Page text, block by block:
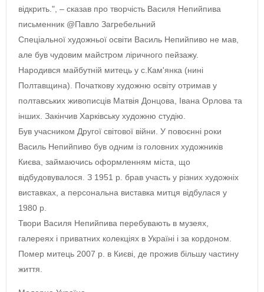
відкрить.", – сказав про творчість Василя Непийпива
письменник @Павло Загребельний
Спеціальної художньої освіти Василь Непийпиво не мав,
але був чудовим майстром ліричного пейзажу.
Народився майбутній митець у с.Кам'янка (нині
Полтавщина). Початкову художню освіту отримав у
полтавських живописців Матвія Донцова, Івана Орлова та
інших. Закінчив Харківську художню студію.
Був учасником Другої світової війни. У повоєнні роки
Василь Непийпиво був одним із головних художників
Києва, займаючись оформленням міста, що
відбудовувалося. З 1951 р. брав участь у різних художніх
виставках, а персональна виставка митця відбулася у
1980 р.
Твори Василя Непийпива перебувають в музеях,
галереях і приватних колекціях в Україні і за кордоном.
Помер митець 2007 р. в Києві, де прожив більшу частину
життя.